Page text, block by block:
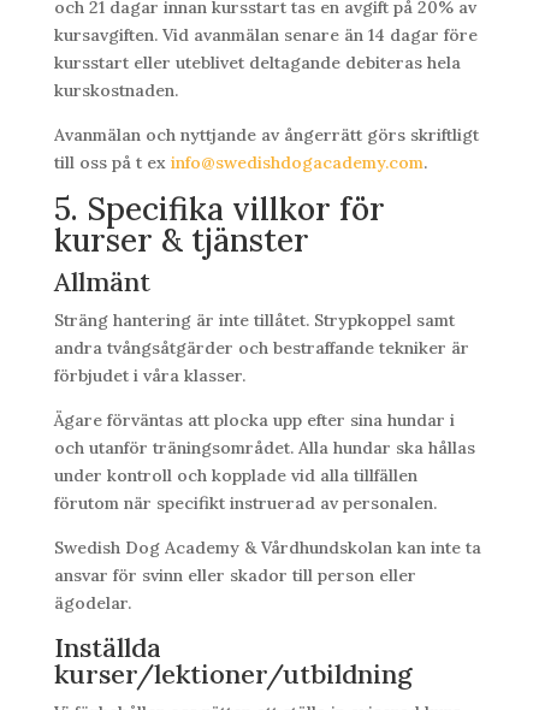
och 21 dagar innan kursstart tas en avgift på 20% av
kursavgiften. Vid avanmälan senare än 14 dagar före
kursstart eller uteblivet deltagande debiteras hela
kurskostnaden.
Avanmälan och nyttjande av ångerrätt görs skriftligt
till oss på t ex info@swedishdogacademy.com.
5. Specifika villkor för
kurser & tjänster
Allmänt
Sträng hantering är inte tillåtet. Strypkoppel samt
andra tvångsåtgärder och bestraffande tekniker är
förbjudet i våra klasser.
Ägare förväntas att plocka upp efter sina hundar i
och utanför träningsområdet. Alla hundar ska hållas
under kontroll och kopplade vid alla tillfällen
förutom när specifikt instruerad av personalen.
Swedish Dog Academy & Vårdhundskolan kan inte ta
ansvar för svinn eller skador till person eller
ägodelar.
Inställda
kurser/lektioner/utbildning